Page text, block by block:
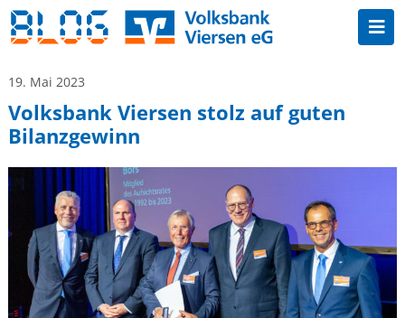
19. Mai 2023
Volksbank Viersen stolz auf guten
Bilanzgewinn